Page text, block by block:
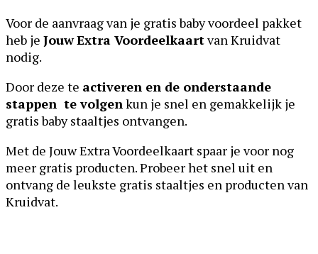
Voor de aanvraag van je gratis baby voordeel pakket
heb je JouwExtra Voordeelkaartvan Kruidvat
nodig.
Door deze te activeren en de onderstaande
stappen te volgenkun je snel en gemakkelijk je
gratis baby staaltjes ontvangen.
Met de Jouw Extra Voordeelkaart spaar je voor nog
meer gratis producten. Probeer het snel uit en
ontvang de leukste gratis staaltjes en producten van
Kruidvat.